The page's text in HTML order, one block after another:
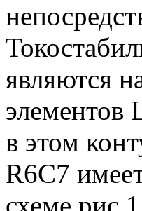
являются
элементов
в этом
R6C7